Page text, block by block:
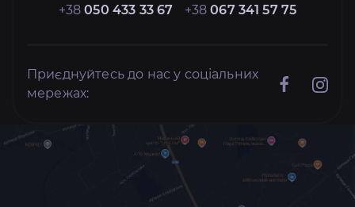
+38050 433 33 67 +38067 341 57 75
Приєднуйтесь до нас у соціальних
мережах: